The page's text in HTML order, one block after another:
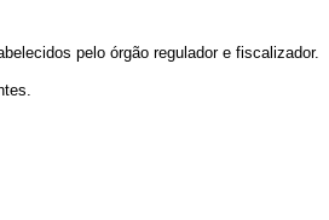
pelo órgão regulador e fiscalizador.